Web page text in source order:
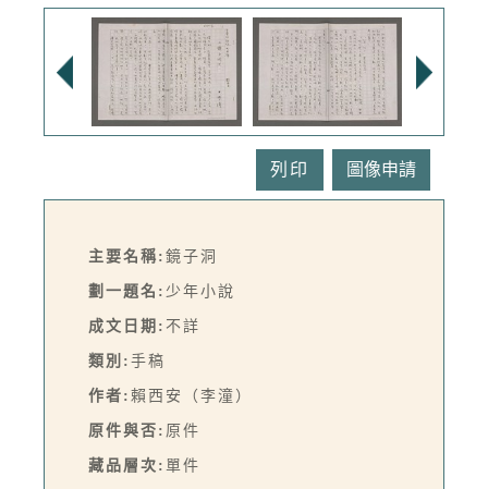
列印
主要名稱: 鏡子洞
劃一題名: 少年小說
成文日期: 不詳
類別: 手稿
作者: 賴西安（李潼）
原件與否: 原件
藏品層次: 單件